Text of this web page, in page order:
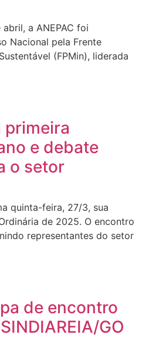
a ANEPAC foi
Nacional pela Frente
(FPMin), liderada
primeira
e debate
o setor
quinta-feira, 27/3, sua
de 2025. O encontro
representantes do setor
de encontro
GO